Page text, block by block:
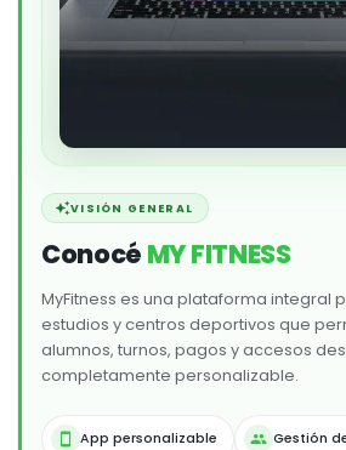
auto_awesomeVISIÓN GENERAL
Conocé MY FITNESS
MyFitness es una plataforma integral
estudios y centros deportivos que
alumnos, turnos, pagos y accesos
completamente personalizable.
smartphone App personalizable group Gestión